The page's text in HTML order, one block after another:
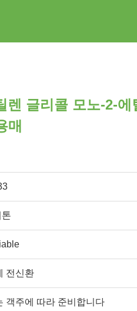
렌 글리콜 모노-2-에
매
전신환
객주에 따라 준비합니다